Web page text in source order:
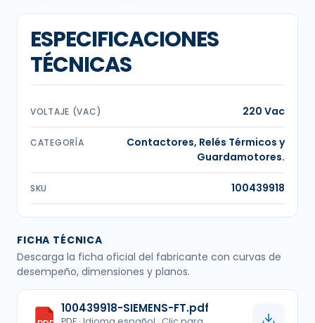
ESPECIFICACIONES
TÉCNICAS
VOLTAJE (VAC) 220 Vac
CATEGORÍA
Contactores, Relés Térmicos y
Guardamotores.
SKU 100439918
FICHA TÉCNICA
Descarga la ficha oficial del fabricante con curvas de
desempeño, dimensiones y planos.
100439918-SIEMENS-FT.pdf